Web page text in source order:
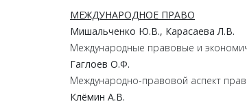
МЕЖДУНАРОДНОЕ ПРАВО
Мишальченко Ю.В., КарасаеваЛ.В.
Международные правовые и
Гаглоев О.Ф.
Международно-правовой аспект
Клёмин А.В.